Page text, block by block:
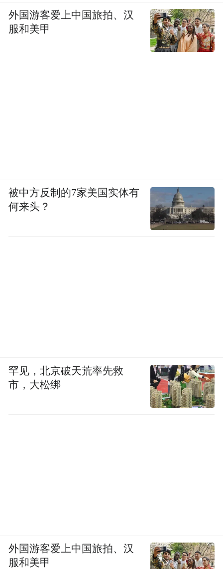
外国游客爱上中国旅拍、汉
服和美甲
被中方反制的7家美国实体有
何来头？
罕见，北京破天荒率先救
市，大松绑
外国游客爱上中国旅拍、汉
服和美甲